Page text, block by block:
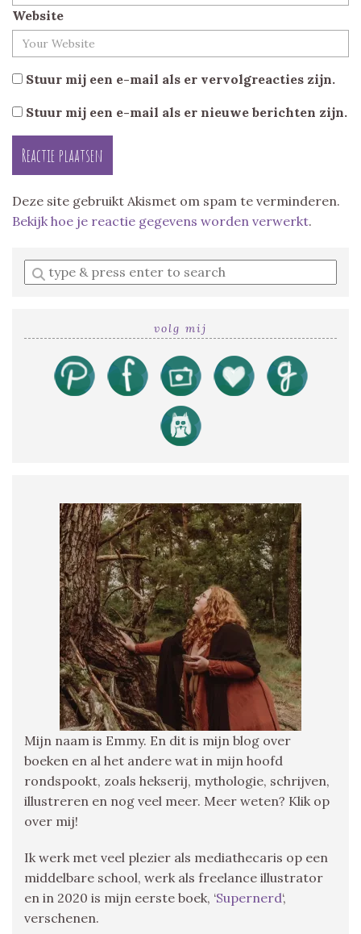
Website
Stuur mij een e-mail als er vervolgreacties zijn.
Stuur mij een e-mail als er nieuwe berichten zijn.
Deze site gebruikt Akismet om spam te verminderen.
Bekijk hoe je reactie gegevens worden verwerkt.
Enter
a
volg mij
Mijn naam is Emmy. En dit is mijn blog over
boeken en al het andere wat in mijn hoofd
rondspookt, zoals hekserij, mythologie, schrijven,
illustreren en nog veel meer. Meer weten? Klik op
over mij!
Ik werk met veel plezier als mediathecaris op een
middelbare school, werk als freelance illustrator
en in 2020 is mijn eerste boek, ‘Supernerd‘,
verschenen.